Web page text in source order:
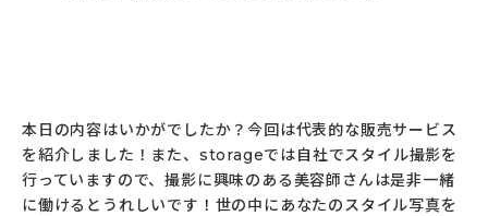
本日の内容はいかがでしたか？今回は代表的な販売サービス
を紹介しました！また、storageでは自社でスタイル撮影を
行っていますので、撮影に興味のある美容師さんは是非一緒
に働けるとうれしいです！世の中にあなたのスタイル写真を